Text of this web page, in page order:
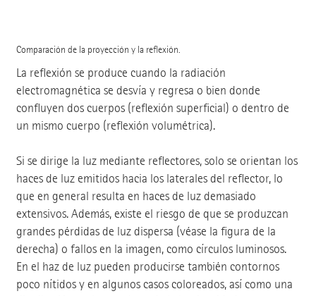
Comparación de la proyección y la reflexión.
La reflexión se produce cuando la radiación
electromagnética se desvía y regresa o bien donde
confluyen dos cuerpos (reflexión superficial) o dentro de
un mismo cuerpo (reflexión volumétrica).
Si se dirige la luz mediante reflectores, solo se orientan los
haces de luz emitidos hacia los laterales del reflector, lo
que en general resulta en haces de luz demasiado
extensivos. Además, existe el riesgo de que se produzcan
grandes pérdidas de luz dispersa (véase la figura de la
derecha) o fallos en la imagen, como círculos luminosos.
En el haz de luz pueden producirse también contornos
poco nítidos y en algunos casos coloreados, así como una